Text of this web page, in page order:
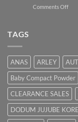
Comments Offon
TAGS
ANAS ARLEY
Baby Compact Powder
CLEARANCE SALES
DODUM JUJUBE